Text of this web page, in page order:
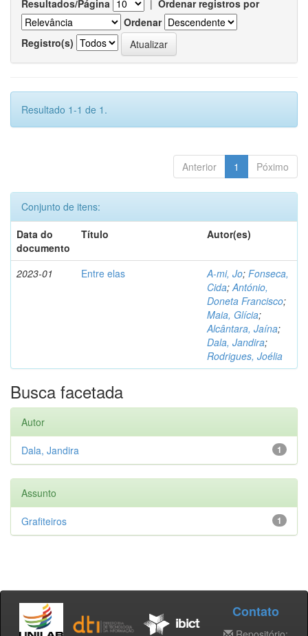
Resultados/Página | Ordenar registros por
Ordenar
Registro(s)
Resultado 1-1 de 1.
Anterior 1 Póximo
Conjunto de itens:
Data do
documento
Título Autor(es)
2023-01 Entre elas A-mi, Jo; Fonseca,
Cida;António,
Doneta Francisco;
Maia, Glícia;
Alcântara, Jaína;
Dala, Jandira;
Rodrigues, Joélia
Busca facetada
Autor
1
Dala, Jandira
Assunto
1
Grafiteiros
Contato